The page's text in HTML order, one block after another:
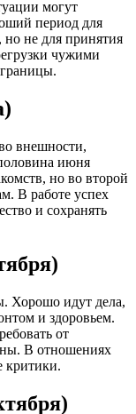
могут
период для
не для принятия
чужими
внешности,
июня
но во второй
В работе успех
и сохранять
Хорошо идут дела,
и здоровьем.
от
В отношениях
критики.